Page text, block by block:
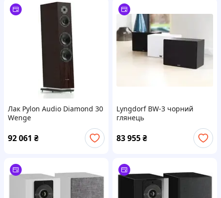
Лак Pylon Audio Diamond 30
Wenge
92 061 ₴
Lyngdorf BW-3 чорний
глянець
83 955₴